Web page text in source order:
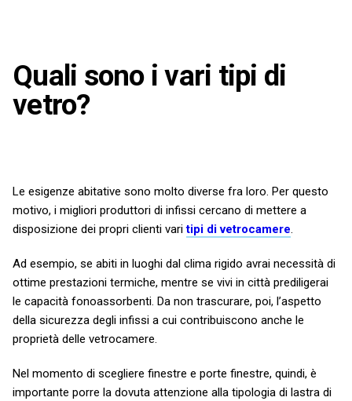
Quali sono i vari tipi di
vetro?
Le esigenze abitative sono molto diverse fra loro. Per questo
motivo, i migliori produttori di infissi cercano di mettere a
disposizione dei propri clienti varitipi di vetrocamere.
Ad esempio, se abiti in luoghi dal clima rigido avrai necessità di
ottime prestazioni termiche, mentre se vivi in città prediligerai
le capacità fonoassorbenti. Da non trascurare, poi, l’aspetto
della sicurezza degli infissi a cui contribuiscono anche le
proprietà delle vetrocamere.
Nel momento di scegliere finestre e porte finestre, quindi, è
importante porre la dovuta attenzione alla tipologia di lastra di